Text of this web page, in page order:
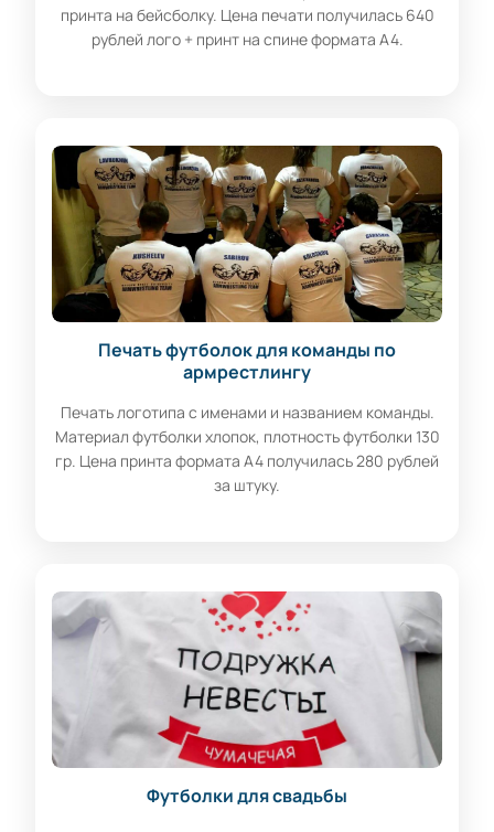
принта на бейсболку. Цена печати получилась 640
рублей лого + принт на спине формата А4.
Печать футболок для команды по
армрестлингу
Печать логотипа с именами и названием команды.
Материал футболки хлопок, плотность футболки 130
гр. Цена принта формата А4 получилась 280 рублей
за штуку.
Футболки для свадьбы